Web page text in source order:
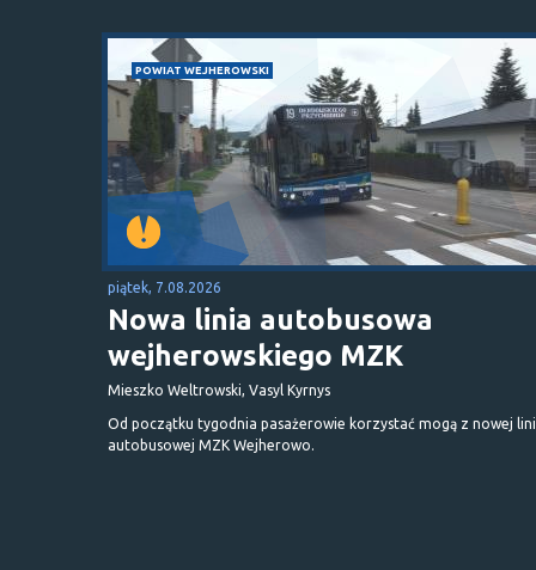
POWIAT WEJHEROWSKI
piątek, 7.08.2026
Nowa linia autobusowa
wejherowskiego MZK
Mieszko Weltrowski, Vasyl Kyrnys
Od początku tygodnia pasażerowie korzystać mogą z nowej
autobusowej MZK Wejherowo.